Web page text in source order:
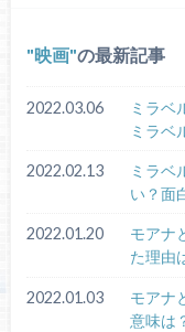
映画 の最新記事
2022.03.06
ミラベ
ミラベ
2022.02.13
ミラベ
い？面
2022.01.20
モアナ
た理由
2022.01.03
モアナ
意味は